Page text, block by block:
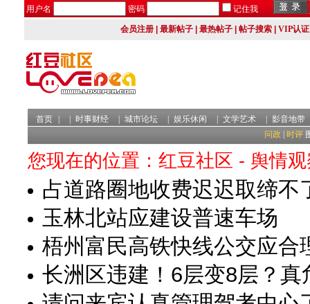
用户名 密码 记住我
会员注册 最新帖子 最热帖子 帖子搜索 VIP认证
首页 时事财经 城市论坛 娱乐休闲 文学艺术
影音地带
问政
时评
您现在的位置：红豆社区 - 舆情
占道路圈地收费迟迟取缔不
玉林北站应建设普速车场
梧州富民高铁快线公交应合
长洲区违建！6层变8层？真